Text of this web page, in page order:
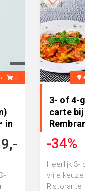
0
in
3- of 4-
carte
-34%
Heerlijk 3-
vrije
Ristorante